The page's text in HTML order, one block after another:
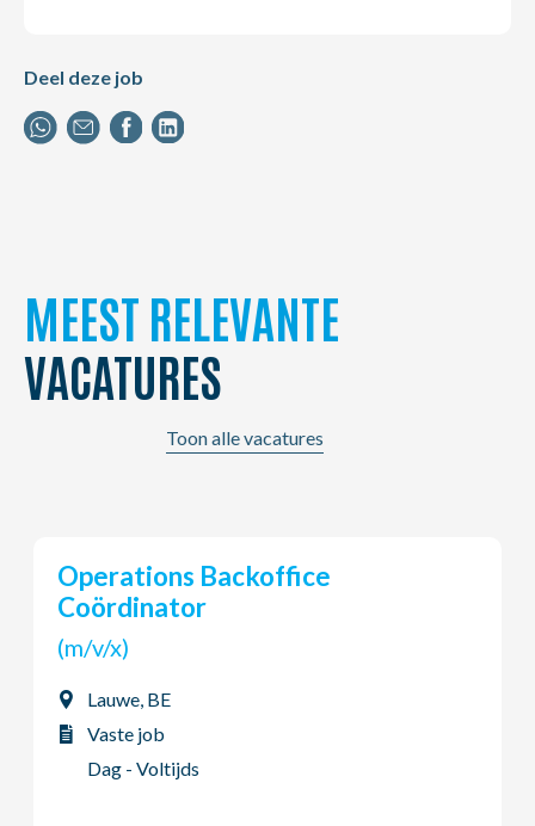
Deel deze job
MEEST RELEVANTE
VACATURES
Toon alle vacatures
Operations Backoffice
Coördinator
(m/v/x)
Lauwe, BE
Vaste job
Dag - Voltijds